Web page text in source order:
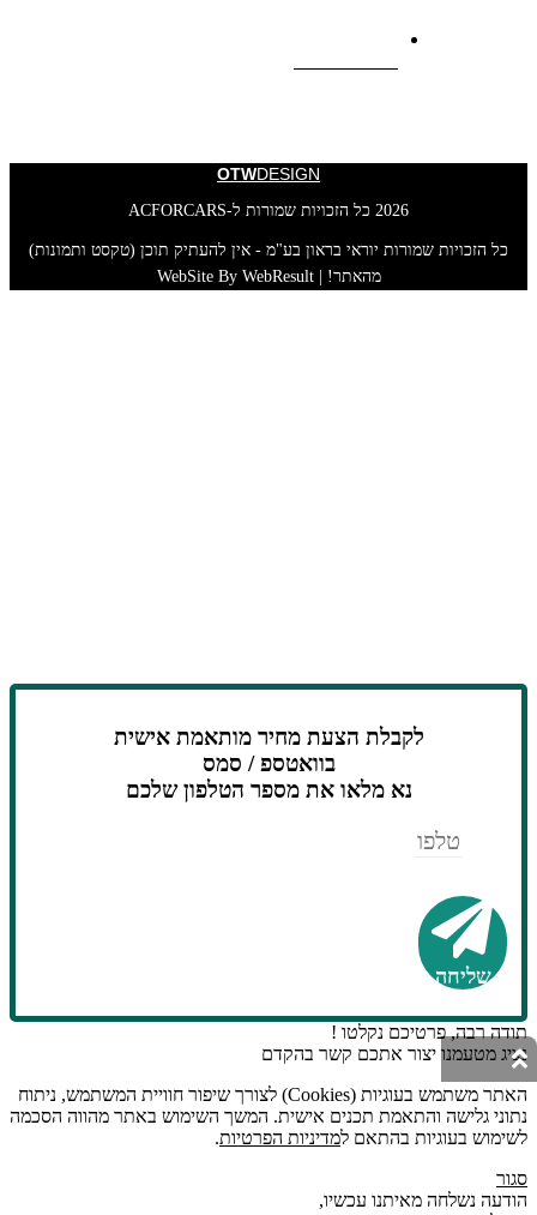
OTWDESIGN
2026 כל הזכויות שמורות ל-ACFORCARS
כל הזכויות שמורות יוראי בראון בע"מ - אין להעתיק תוכן (טקסט ותמונות)
מהאתר! | WebSite By WebResult
לקבלת הצעת מחיר מותאמת אישית
בוואטספ / סמס
נא מלאו את מספר הטלפון שלכם
שליחה
תודה רבה, פרטיכם נקלטו !
נציג מטעמנו יצור אתכם קשר בהקדם
האתר משתמש בעוגיות (Cookies) לצורך שיפור חוויית המשתמש, ניתוח
נתוני גלישה והתאמת תכנים אישית. המשך השימוש באתר מהווה הסכמה
לשימוש בעוגיות בהתאם למדיניות הפרטיות.
סגור
הודעה נשלחה מאיתנו עכשיו,